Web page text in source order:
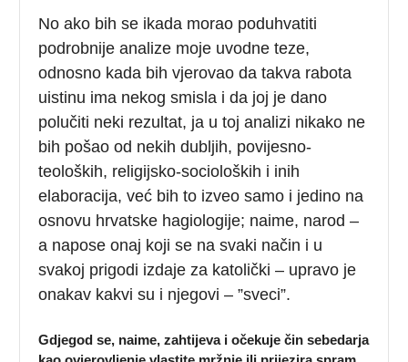
No ako bih se ikada morao poduhvatiti
podrobnije analize moje uvodne teze,
odnosno kada bih vjerovao da takva rabota
uistinu ima nekog smisla i da joj je dano
polučiti neki rezultat, ja u toj analizi nikako ne
bih pošao od nekih dubljih, povijesno-
teoloških, religijsko-socioloških i inih
elaboracija, već bih to izveo samo i jedino na
osnovu hrvatske hagiologije; naime, narod –
a napose onaj koji se na svaki način i u
svakoj prigodi izdaje za katolički – upravo je
onakav kakvi su i njegovi – ”sveci”.
Gdjegod se, naime, zahtijeva i očekuje čin sebedarja